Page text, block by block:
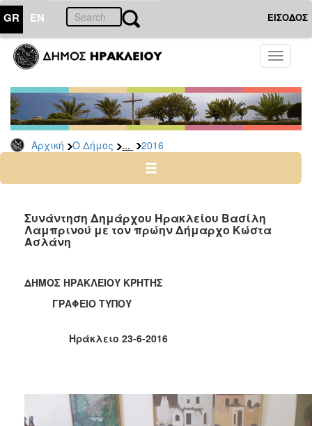
GR EN ΕΙΣΟΔΟΣ
Toggle
Αρχική Ο Δήμος ... 2016
ΔΗΜΟΣ
Δελτία
Τύπου
Αρχείο
2026
2024
2022
2021
2017
2013
2012
Συνάντηση Δημάρχου Ηρακλείου Βασίλη
Λαμπρινού με τον πρώην Δήμαρχο Κώστα
Ασλάνη
ΔΗΜΟΣ ΗΡΑΚΛΕΙΟΥ ΚΡΗΤΗΣ
ΓΡΑΦΕΙΟ ΤΥΠΟΥ
Ηράκλειο 23-6-2016